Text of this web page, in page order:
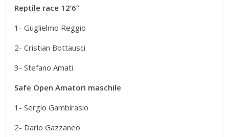
Reptile race 12’6”
1- Guglielmo Reggio
2- Cristian Bottausci
3- Stefano Amati
Safe Open Amatori maschile
1- Sergio Gambirasio
2- Dario Gazzaneo